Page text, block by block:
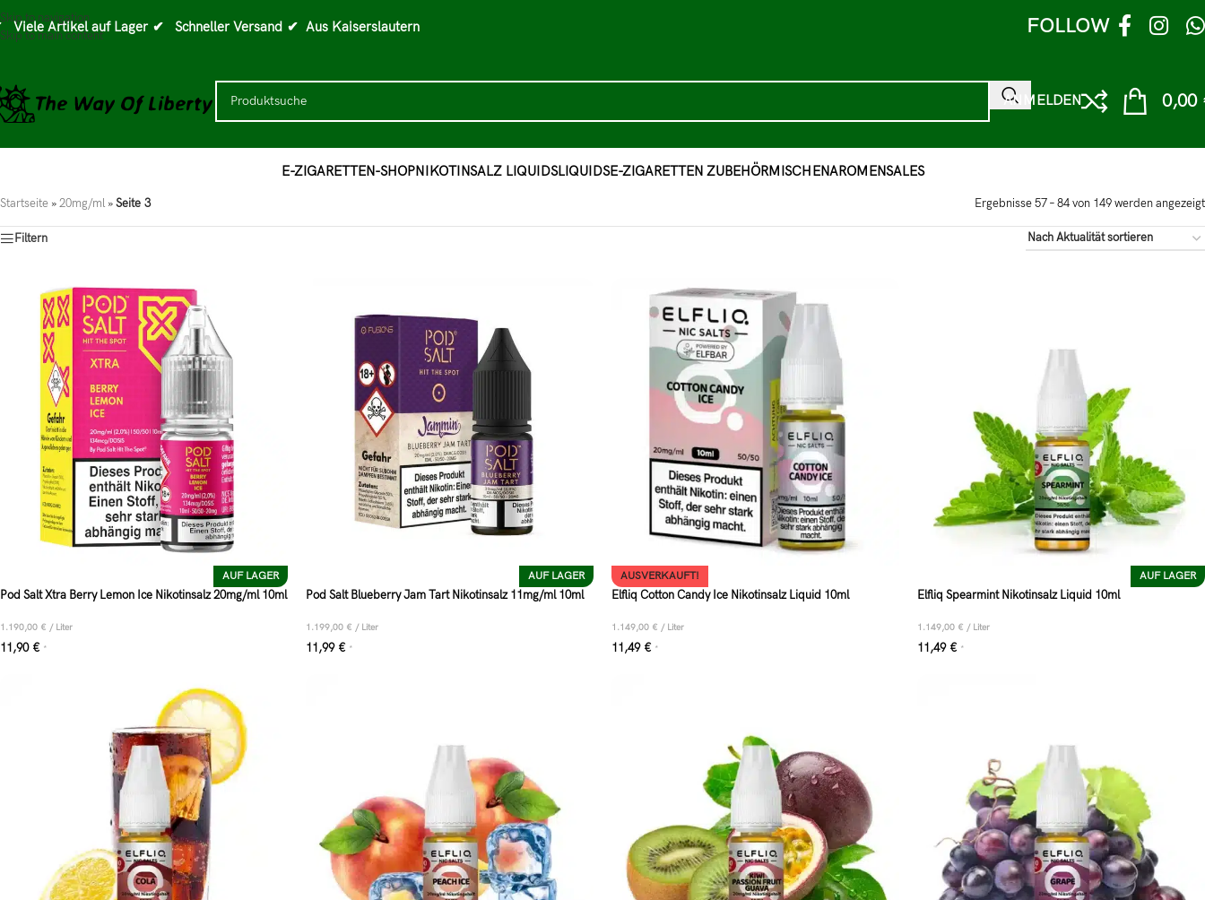
Skip to navigation
Skip to main content
Viele Artikel auf Lager ✔ Schneller Versand ✔ Aus Kaiserslautern FOLLOW
ANMELDEN 0,00
E-ZIGARETTEN-SHOPNIKOTINSALZ LIQUIDSLIQUIDSE-ZIGARETTEN ZUBEHÖRMISCHENAROMENSALES
Startseite »20mg/ml »Seite 3 Ergebnisse 57 – 84 von 149 werden angezeigt
Filtern
AUF LAGER
Pod Salt Xtra Berry Lemon Ice Nikotinsalz 20mg/ml 10ml
1.190,00 € / Liter
11,90 € *
AUF LAGER
Pod Salt Blueberry Jam Tart Nikotinsalz 11mg/ml 10ml
1.199,00 € / Liter
11,99 € *
AUSVERKAUFT!
Elfliq Cotton Candy Ice Nikotinsalz Liquid 10ml
1.149,00 € / Liter
11,49 € *
AUF LAGER
Elfliq Spearmint Nikotinsalz Liquid 10ml
1.149,00 € / Liter
11,49 € *